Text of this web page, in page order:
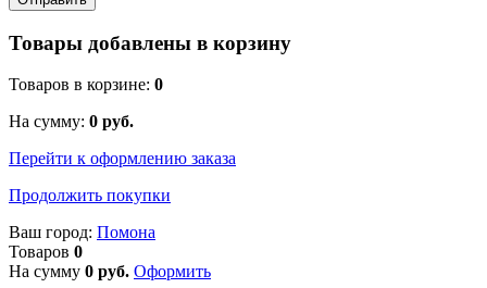
Товары добавлены в корзину
Товаров в корзине: 0
На сумму: 0 руб.
Перейти к оформлению заказа
Продолжить покупки
Ваш город: Помона
Товаров 0
На сумму 0 руб. Оформить